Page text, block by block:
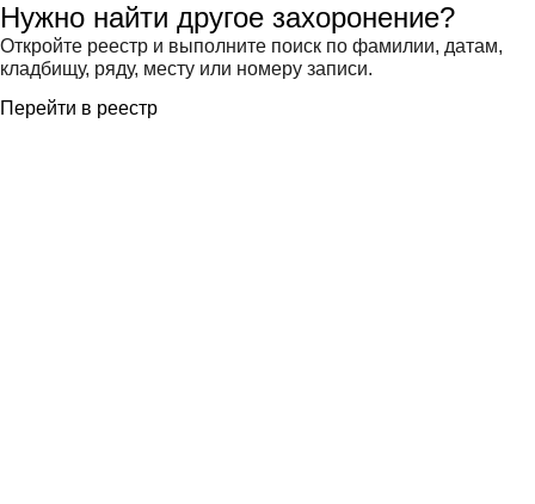
Нужно найти другое захоронение?
Откройте реестр и выполните поиск по фамилии, датам,
кладбищу, ряду, месту или номеру записи.
Перейти в реестр